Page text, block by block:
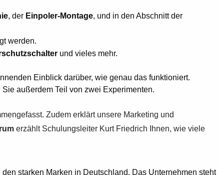
, der Einpoler-Montage, und in den Abschnitt der
werden.
und vieles mehr.
Einblick darüber, wie genau das funktioniert.
außerdem Teil von zwei Experimenten.
Zudem erklärt unsere Marketing und
erzählt Schulungsleiter Kurt Friedrich Ihnen, wie viele
starken Marken in Deutschland. Das Unternehmen steht